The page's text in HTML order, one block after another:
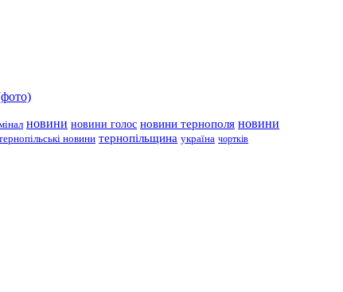
новини новини голос новини тернополя новини
новини тернопільщина україна чортків